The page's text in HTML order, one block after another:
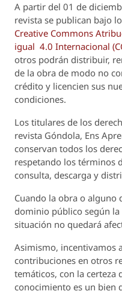
A partir del 01 de
revista se publican bajo
Creative Commons
igual 4.0 Internacional
otros podrán distribuir,
de la obra de modo no
crédito y licencien sus
condiciones.
Los titulares de los
revista Góndola, Ens
conservan todos los
respetando los términos
consulta, descarga y
Cuando la obra o alguno
dominio público según
situación no quedará
Asimismo, incentivamos
contribuciones en otros
temáticos, con la certeza
conocimiento es un bien